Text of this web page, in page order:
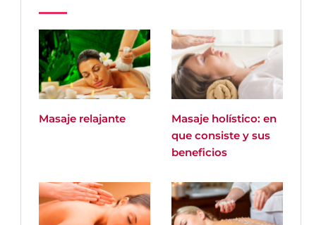
Masaje relajante
Masaje holístico: en
que consiste y sus
beneficios